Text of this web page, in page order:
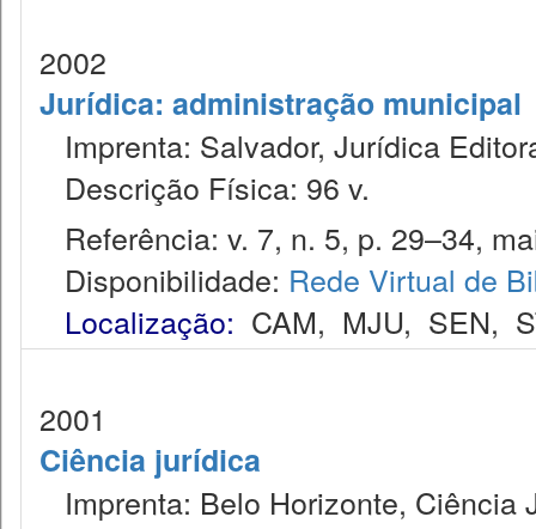
2002
Jurídica: administração municipal
Imprenta: Salvador, Jurídica
Descrição Física: 96 v.
Referência: v. 7, n. 5, p. 29–34,
Disponibilidade: Rede Virtual de
Localização: CAM, MJU, SEN,
2001
Ciência jurídica
Imprenta: Belo Horizonte, Ciência